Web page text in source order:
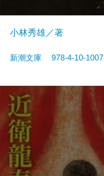
小林秀雄／著
新潮文庫 978-4-10-